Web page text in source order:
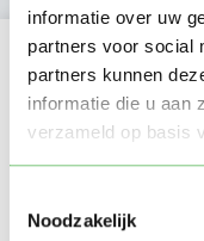
informatie over uw
partners voor social
partners kunnen
informatie die u aan
verzameld op basis
Noodzakelijk
Locatie